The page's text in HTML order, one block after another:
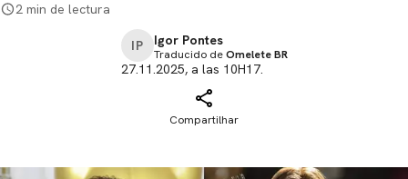
2 min de lectura
IP Igor Pontes
Traducido deOmelete BR
27.11.2025, a las 10H17.
Compartilhar